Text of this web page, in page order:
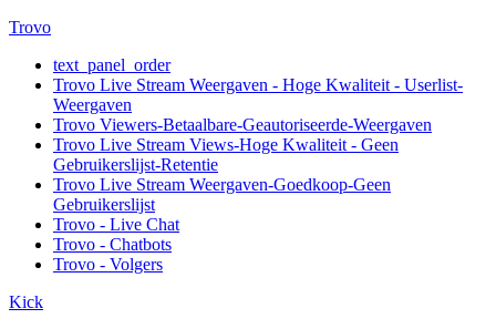
Trovo
text_panel_order
Trovo Live Stream Weergaven - Hoge Kwaliteit - Userlist-
Weergaven
Trovo Viewers-Betaalbare-Geautoriseerde-Weergaven
Trovo Live Stream Views-Hoge Kwaliteit - Geen
Gebruikerslijst-Retentie
Trovo Live Stream Weergaven-Goedkoop-Geen
Gebruikerslijst
Trovo - Live Chat
Trovo - Chatbots
Trovo - Volgers
Kick